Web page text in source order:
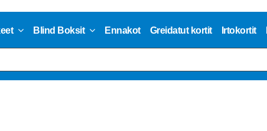
Blind Boksit Ennakot Greidatut kortit Irtokortit